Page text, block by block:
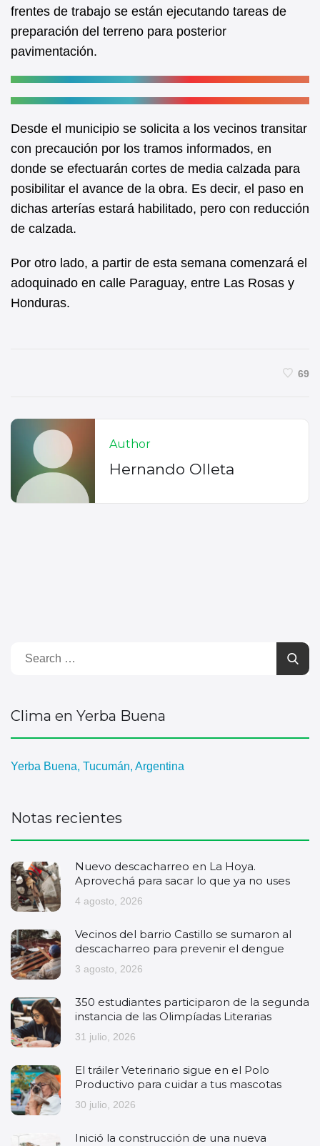
frentes de trabajo se están ejecutando tareas de
preparación del terreno para posterior
pavimentación.
Desde el municipio se solicita a los vecinos transitar
con precaución por los tramos informados, en
donde se efectuarán cortes de media calzada para
posibilitar el avance de la obra. Es decir, el paso en
dichas arterías estará habilitado, pero con reducción
de calzada.
Por otro lado, a partir de esta semana comenzará el
adoquinado en calle Paraguay, entre Las Rosas y
Honduras.
69
Author
Hernando Olleta
Clima en Yerba Buena
Yerba Buena, Tucumán, Argentina
Notas recientes
Nuevo descacharreo en La Hoya.
Aprovechá para sacar lo que ya no uses
4 agosto, 2026
Vecinos del barrio Castillo se sumaron al
descacharreo para prevenir el dengue
3 agosto, 2026
350 estudiantes participaron de la segunda
instancia de las Olimpíadas Literarias
31 julio, 2026
El tráiler Veterinario sigue en el Polo
Productivo para cuidar a tus mascotas
30 julio, 2026
Inició la construcción de una nueva